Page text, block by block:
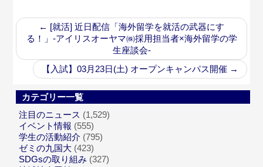
← [就活] 近日配信「海外留学を就活の武器にす
る！」-アイリスオーヤマ㈱採用担当者×海外留学の学
生座談会-
【入試】03月23日(土) オープンキャンパス開催 →
カテゴリー一覧
注目のニュース (1,529)
イベント情報 (555)
学生の活動紹介 (795)
ゼミの九国大 (423)
SDGsの取り組み (327)